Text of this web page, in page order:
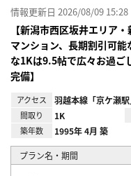
情報更新日 2026/08/09 15:28
【新潟市西区坂井エリア
マンション、長期割引可
な1Kは9.5帖で広々お過
完備】
アクセス 羽越本線「京ケ瀬駅
間取り 1K
築年数 1995年 4月 築
プラン名・期間